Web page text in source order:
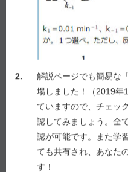
2. 解説ページでも簡易な
場しました！（2019年
ていますので、チェッ
認してみましょう。全
認が可能です。また学
ても共有され、あなた
す！
１ ベンズブロマロン
２ アロプリノール
３ コルヒチン
４ ラスブリカーゼ
５ プロベネシド
解答を選択
問 35
1
2 3